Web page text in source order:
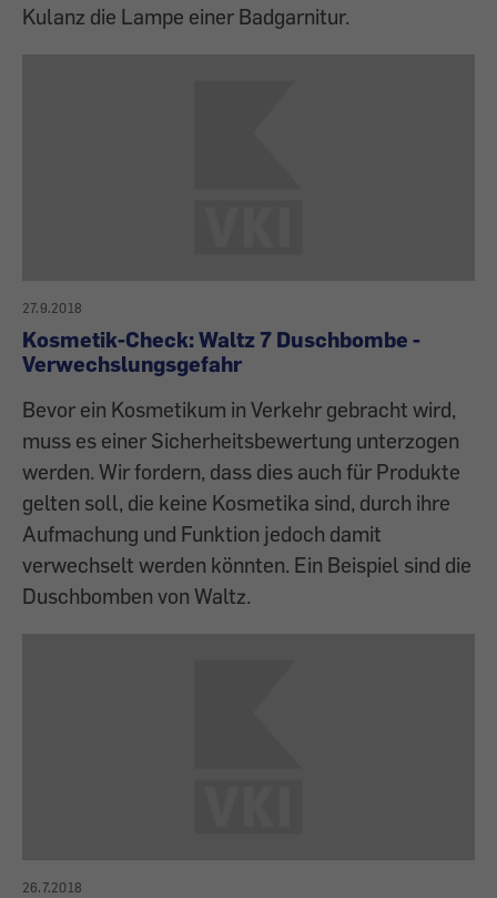
Kulanz die Lampe einer Badgarnitur.
27.9.2018
Kosmetik-Check: Waltz 7 Duschbombe -
Verwechslungsgefahr
Bevor ein Kosmetikum in Verkehr gebracht wird,
muss es einer Sicherheitsbewertung unterzogen
werden. Wir fordern, dass dies auch für Produkte
gelten soll, die keine Kosmetika sind, durch ihre
Aufmachung und Funktion jedoch damit
verwechselt werden könnten. Ein Beispiel sind die
Duschbomben von Waltz.
26.7.2018